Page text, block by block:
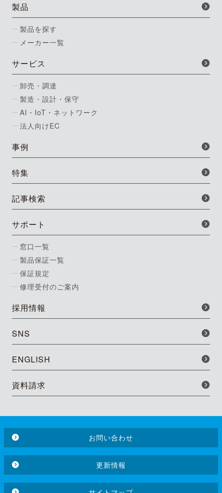
製品
製品を探す
メーカー一覧
サービス
卸売・調達
製造・設計・保守
AI・IoT・ネットワーク
法人向けEC
事例
特集
記事検索
サポート
窓口一覧
製品保証一覧
保証規定
修理受付のご案内
採用情報
SNS
ENGLISH
資料請求
お問い合わせ
更新情報